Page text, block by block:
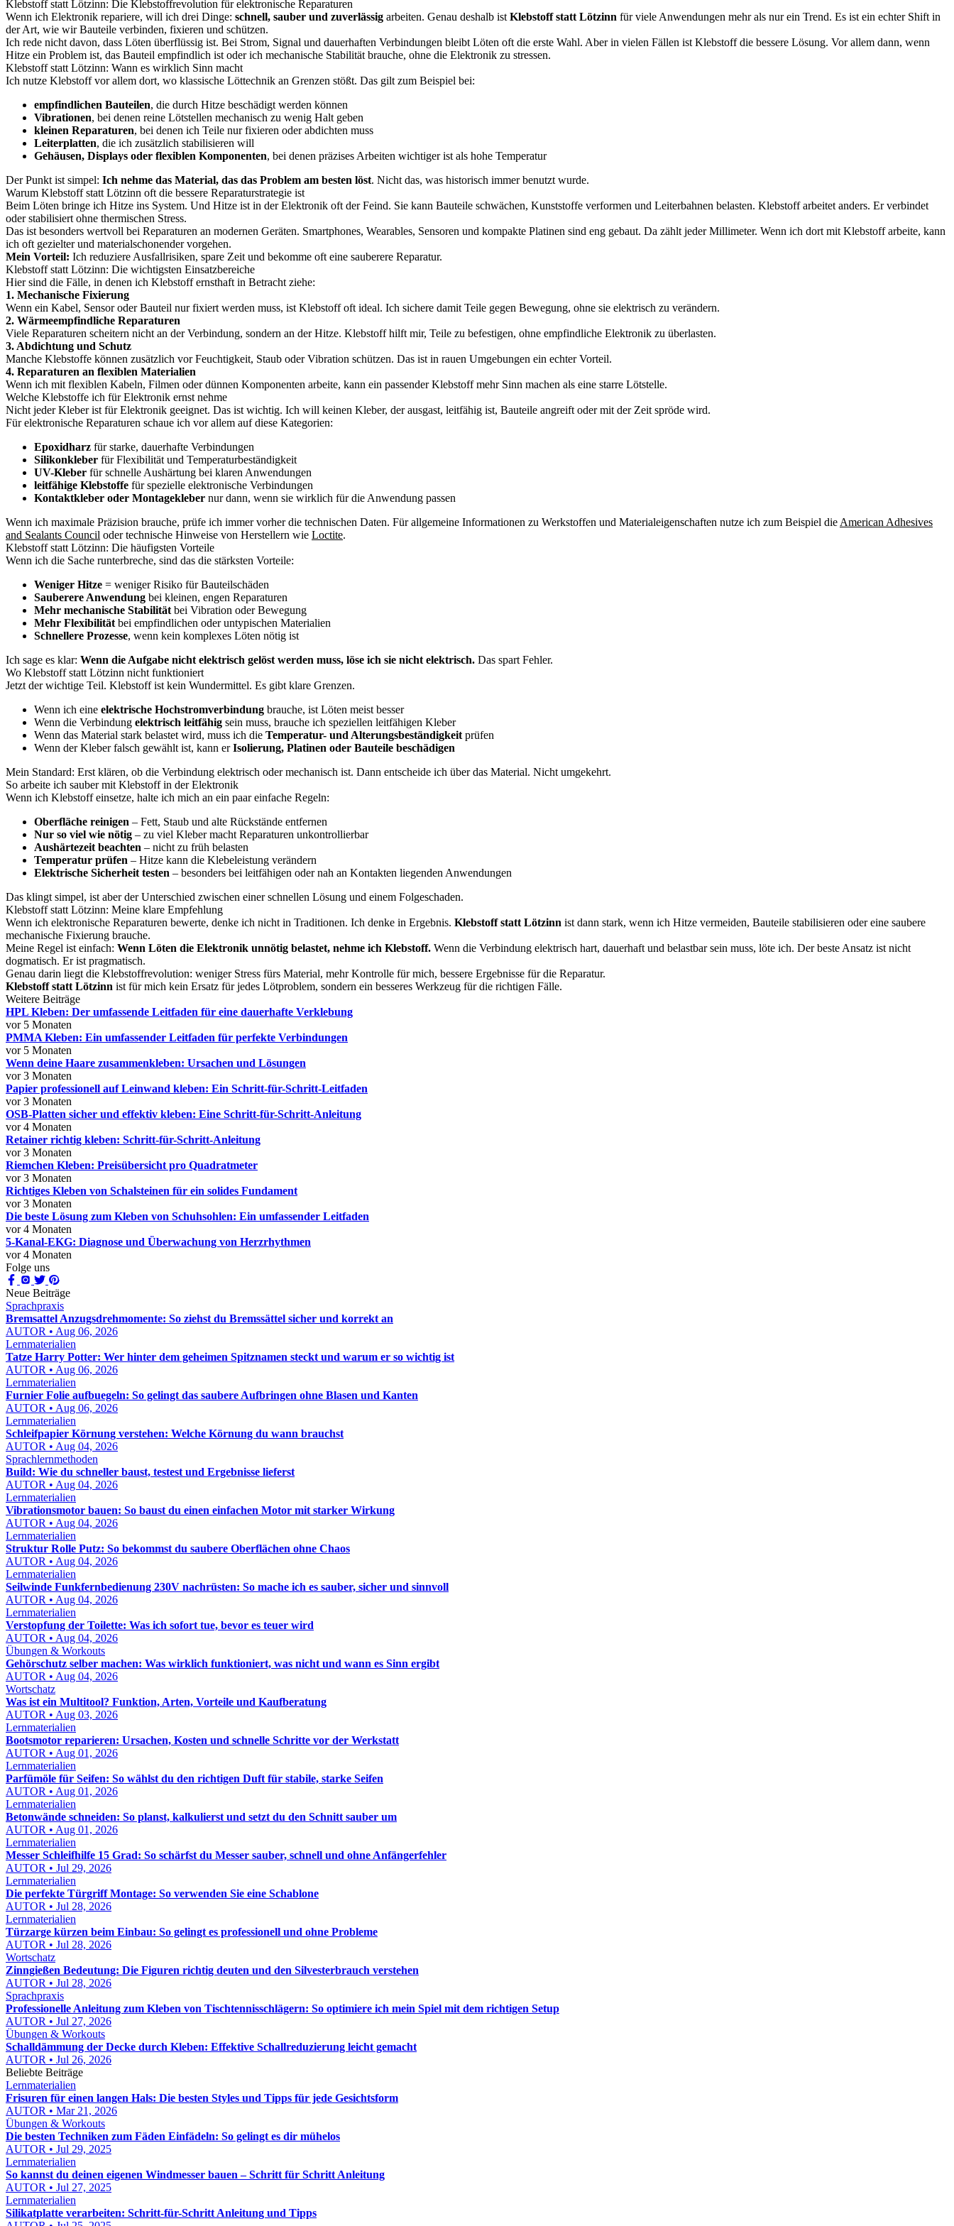
Klebstoff statt Lötzinn: Die Klebstoffrevolution für elektronische Reparaturen
Wenn ich Elektronik repariere, will ich drei Dinge: schnell, sauber und zuverlässig arbeiten. Genau deshalb ist Klebstoff statt Lötzinn für viele Anwendungen mehr als nur ein Trend. Es ist ein echter Shift in
der Art, wie wir Bauteile verbinden, fixieren und schützen.
Ich rede nicht davon, dass Löten überflüssig ist. Bei Strom, Signal und dauerhaften Verbindungen bleibt Löten oft die erste Wahl. Aber in vielen Fällen ist Klebstoff die bessere Lösung. Vor allem dann, wenn
Hitze ein Problem ist, das Bauteil empfindlich ist oder ich mechanische Stabilität brauche, ohne die Elektronik zu stressen.
Klebstoff statt Lötzinn: Wann es wirklich Sinn macht
Ich nutze Klebstoff vor allem dort, wo klassische Löttechnik an Grenzen stößt. Das gilt zum Beispiel bei:
empfindlichen Bauteilen, die durch Hitze beschädigt werden können
Vibrationen, bei denen reine Lötstellen mechanisch zu wenig Halt geben
kleinen Reparaturen, bei denen ich Teile nur fixieren oder abdichten muss
Leiterplatten, die ich zusätzlich stabilisieren will
Gehäusen, Displays oder flexiblen Komponenten, bei denen präzises Arbeiten wichtiger ist als hohe Temperatur
Der Punkt ist simpel: Ich nehme das Material, das das Problem am besten löst. Nicht das, was historisch immer benutzt wurde.
Warum Klebstoff statt Lötzinn oft die bessere Reparaturstrategie ist
Beim Löten bringe ich Hitze ins System. Und Hitze ist in der Elektronik oft der Feind. Sie kann Bauteile schwächen, Kunststoffe verformen und Leiterbahnen belasten. Klebstoff arbeitet anders. Er verbindet
oder stabilisiert ohne thermischen Stress.
Das ist besonders wertvoll bei Reparaturen an modernen Geräten. Smartphones, Wearables, Sensoren und kompakte Platinen sind eng gebaut. Da zählt jeder Millimeter. Wenn ich dort mit Klebstoff arbeite, kann
ich oft gezielter und materialschonender vorgehen.
Mein Vorteil: Ich reduziere Ausfallrisiken, spare Zeit und bekomme oft eine sauberere Reparatur.
Klebstoff statt Lötzinn: Die wichtigsten Einsatzbereiche
Hier sind die Fälle, in denen ich Klebstoff ernsthaft in Betracht ziehe:
1. Mechanische Fixierung
Wenn ein Kabel, Sensor oder Bauteil nur fixiert werden muss, ist Klebstoff oft ideal. Ich sichere damit Teile gegen Bewegung, ohne sie elektrisch zu verändern.
2. Wärmeempfindliche Reparaturen
Viele Reparaturen scheitern nicht an der Verbindung, sondern an der Hitze. Klebstoff hilft mir, Teile zu befestigen, ohne empfindliche Elektronik zu überlasten.
3. Abdichtung und Schutz
Manche Klebstoffe können zusätzlich vor Feuchtigkeit, Staub oder Vibration schützen. Das ist in rauen Umgebungen ein echter Vorteil.
4. Reparaturen an flexiblen Materialien
Wenn ich mit flexiblen Kabeln, Filmen oder dünnen Komponenten arbeite, kann ein passender Klebstoff mehr Sinn machen als eine starre Lötstelle.
Welche Klebstoffe ich für Elektronik ernst nehme
Nicht jeder Kleber ist für Elektronik geeignet. Das ist wichtig. Ich will keinen Kleber, der ausgast, leitfähig ist, Bauteile angreift oder mit der Zeit spröde wird.
Für elektronische Reparaturen schaue ich vor allem auf diese Kategorien:
Epoxidharz für starke, dauerhafte Verbindungen
Silikonkleber für Flexibilität und Temperaturbeständigkeit
UV-Kleber für schnelle Aushärtung bei klaren Anwendungen
leitfähige Klebstoffe für spezielle elektronische Verbindungen
Kontaktkleber oder Montagekleber nur dann, wenn sie wirklich für die Anwendung passen
Wenn ich maximale Präzision brauche, prüfe ich immer vorher die technischen Daten. Für allgemeine Informationen zu Werkstoffen und Materialeigenschaften nutze ich zum Beispiel die American Adhesives
and Sealants Council oder technische Hinweise von Herstellern wie Loctite.
Klebstoff statt Lötzinn: Die häufigsten Vorteile
Wenn ich die Sache runterbreche, sind das die stärksten Vorteile:
Weniger Hitze = weniger Risiko für Bauteilschäden
Sauberere Anwendung bei kleinen, engen Reparaturen
Mehr mechanische Stabilität bei Vibration oder Bewegung
Mehr Flexibilität bei empfindlichen oder untypischen Materialien
Schnellere Prozesse, wenn kein komplexes Löten nötig ist
Ich sage es klar: Wenn die Aufgabe nicht elektrisch gelöst werden muss, löse ich sie nicht elektrisch. Das spart Fehler.
Wo Klebstoff statt Lötzinn nicht funktioniert
Jetzt der wichtige Teil. Klebstoff ist kein Wundermittel. Es gibt klare Grenzen.
Wenn ich eine elektrische Hochstromverbindung brauche, ist Löten meist besser
Wenn die Verbindung elektrisch leitfähig sein muss, brauche ich speziellen leitfähigen Kleber
Wenn das Material stark belastet wird, muss ich die Temperatur- und Alterungsbeständigkeit prüfen
Wenn der Kleber falsch gewählt ist, kann erIsolierung, Platinen oder Bauteile beschädigen
Mein Standard: Erst klären, ob die Verbindung elektrisch oder mechanisch ist. Dann entscheide ich über das Material. Nicht umgekehrt.
So arbeite ich sauber mit Klebstoff in der Elektronik
Wenn ich Klebstoff einsetze, halte ich mich an ein paar einfache Regeln:
Oberfläche reinigen – Fett, Staub und alte Rückstände entfernen
Nur so viel wie nötig – zu viel Kleber macht Reparaturen unkontrollierbar
Aushärtezeit beachten – nicht zu früh belasten
Temperatur prüfen – Hitze kann die Klebeleistung verändern
Elektrische Sicherheit testen – besonders bei leitfähigen oder nah an Kontakten liegenden Anwendungen
Das klingt simpel, ist aber der Unterschied zwischen einer schnellen Lösung und einem Folgeschaden.
Klebstoff statt Lötzinn: Meine klare Empfehlung
Wenn ich elektronische Reparaturen bewerte, denke ich nicht in Traditionen. Ich denke in Ergebnis. Klebstoff statt Lötzinn ist dann stark, wenn ich Hitze vermeiden, Bauteile stabilisieren oder eine saubere
mechanische Fixierung brauche.
Meine Regel ist einfach: Wenn Löten die Elektronik unnötig belastet, nehme ich Klebstoff. Wenn die Verbindung elektrisch hart, dauerhaft und belastbar sein muss, löte ich. Der beste Ansatz ist nicht
dogmatisch. Er ist pragmatisch.
Genau darin liegt die Klebstoffrevolution: weniger Stress fürs Material, mehr Kontrolle für mich, bessere Ergebnisse für die Reparatur.
Klebstoff statt Lötzinn ist für mich kein Ersatz für jedes Lötproblem, sondern ein besseres Werkzeug für die richtigen Fälle.
Weitere Beiträge
HPL Kleben: Der umfassende Leitfaden für eine dauerhafte Verklebung
vor 5 Monaten
PMMA Kleben: Ein umfassender Leitfaden für perfekte Verbindungen
vor 5 Monaten
Wenn deine Haare zusammenkleben: Ursachen und Lösungen
vor 3 Monaten
Papier professionell auf Leinwand kleben: Ein Schritt-für-Schritt-Leitfaden
vor 3 Monaten
OSB-Platten sicher und effektiv kleben: Eine Schritt-für-Schritt-Anleitung
vor 4 Monaten
Retainer richtig kleben: Schritt-für-Schritt-Anleitung
vor 3 Monaten
Riemchen Kleben: Preisübersicht pro Quadratmeter
vor 3 Monaten
Richtiges Kleben von Schalsteinen für ein solides Fundament
vor 3 Monaten
Die beste Lösung zum Kleben von Schuhsohlen: Ein umfassender Leitfaden
vor 4 Monaten
5-Kanal-EKG: Diagnose und Überwachung von Herzrhythmen
vor 4 Monaten
Folge uns
Neue Beiträge
Sprachpraxis
Bremsattel Anzugsdrehmomente: So ziehst du Bremssättel sicher und korrekt an
AUTOR • Aug 06, 2026
Lernmaterialien
Tatze Harry Potter: Wer hinter dem geheimen Spitznamen steckt und warum er so wichtig ist
AUTOR • Aug 06, 2026
Lernmaterialien
Furnier Folie aufbuegeln: So gelingt das saubere Aufbringen ohne Blasen und Kanten
AUTOR • Aug 06, 2026
Lernmaterialien
Schleifpapier Körnung verstehen: Welche Körnung du wann brauchst
AUTOR • Aug 04, 2026
Sprachlernmethoden
Build: Wie du schneller baust, testest und Ergebnisse lieferst
AUTOR • Aug 04, 2026
Lernmaterialien
Vibrationsmotor bauen: So baust du einen einfachen Motor mit starker Wirkung
AUTOR • Aug 04, 2026
Lernmaterialien
Struktur Rolle Putz: So bekommst du saubere Oberflächen ohne Chaos
AUTOR • Aug 04, 2026
Lernmaterialien
Seilwinde Funkfernbedienung 230V nachrüsten: So mache ich es sauber, sicher und sinnvoll
AUTOR • Aug 04, 2026
Lernmaterialien
Verstopfung der Toilette: Was ich sofort tue, bevor es teuer wird
AUTOR • Aug 04, 2026
Übungen & Workouts
Gehörschutz selber machen: Was wirklich funktioniert, was nicht und wann es Sinn ergibt
AUTOR • Aug 04, 2026
Wortschatz
Was ist ein Multitool? Funktion, Arten, Vorteile und Kaufberatung
AUTOR • Aug 03, 2026
Lernmaterialien
Bootsmotor reparieren: Ursachen, Kosten und schnelle Schritte vor der Werkstatt
AUTOR • Aug 01, 2026
Lernmaterialien
Parfümöle für Seifen: So wählst du den richtigen Duft für stabile, starke Seifen
AUTOR • Aug 01, 2026
Lernmaterialien
Betonwände schneiden: So planst, kalkulierst und setzt du den Schnitt sauber um
AUTOR • Aug 01, 2026
Lernmaterialien
Messer Schleifhilfe 15 Grad: So schärfst du Messer sauber, schnell und ohne Anfängerfehler
AUTOR • Jul 29, 2026
Lernmaterialien
Die perfekte Türgriff Montage: So verwenden Sie eine Schablone
AUTOR • Jul 28, 2026
Lernmaterialien
Türzarge kürzen beim Einbau: So gelingt es professionell und ohne Probleme
AUTOR • Jul 28, 2026
Wortschatz
Zinngießen Bedeutung: Die Figuren richtig deuten und den Silvesterbrauch verstehen
AUTOR • Jul 28, 2026
Sprachpraxis
Professionelle Anleitung zum Kleben von Tischtennisschlägern: So optimiere ich mein Spiel mit dem richtigen Setup
AUTOR • Jul 27, 2026
Übungen & Workouts
Schalldämmung der Decke durch Kleben: Effektive Schallreduzierung leicht gemacht
AUTOR • Jul 26, 2026
Beliebte Beiträge
Lernmaterialien
Frisuren für einen langen Hals: Die besten Styles und Tipps für jede Gesichtsform
AUTOR • Mar 21, 2026
Übungen & Workouts
Die besten Techniken zum Fäden Einfädeln: So gelingt es dir mühelos
AUTOR • Jul 29, 2025
Lernmaterialien
So kannst du deinen eigenen Windmesser bauen – Schritt für Schritt Anleitung
AUTOR • Jul 27, 2025
Lernmaterialien
Silikatplatte verarbeiten: Schritt-für-Schritt Anleitung und Tipps